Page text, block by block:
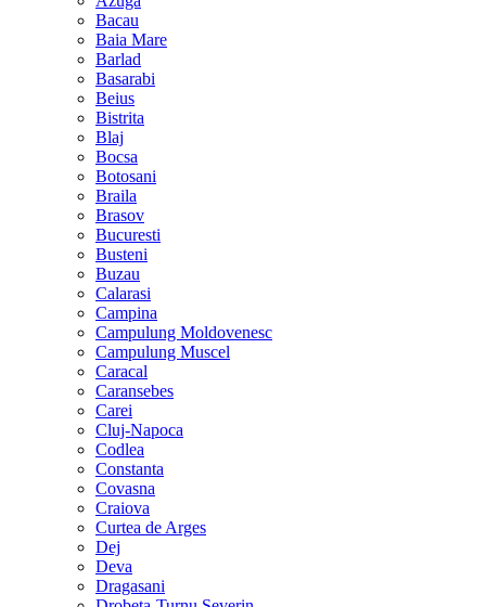
Bacau
Baia Mare
Barlad
Basarabi
Beius
Bistrita
Blaj
Bocsa
Botosani
Braila
Brasov
Bucuresti
Busteni
Buzau
Calarasi
Campina
Campulung Moldovenesc
Campulung Muscel
Caracal
Caransebes
Carei
Cluj-Napoca
Codlea
Constanta
Covasna
Craiova
Curtea de Arges
Dej
Deva
Dragasani